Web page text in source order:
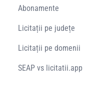
Abonamente
Licitații pe județe
Licitații pe domenii
SEAP vs licitatii.app